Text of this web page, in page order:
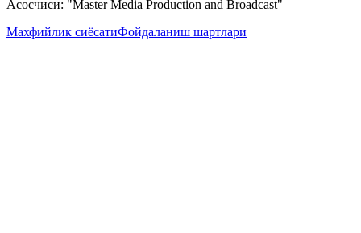
Асосчиси: "Master Media Production and Broadcast"
Махфийлик сиёсатиФойдаланиш шартлари